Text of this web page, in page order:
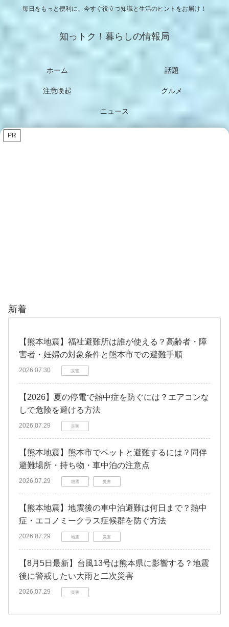
毎日をもっと便利に、今すぐ役立つ知識と生活のヒントをお届け！
知っトク！暮らしの情報局
ホーム 話題
注意喚起 グルメ
ニュース
PR
新着
【熊本地震】福祉避難所は誰が使える？高齢者・障
害者・妊婦の対象条件と熊本市での避難手順
2026.07.30 災害
【2026】夏の停電で熱中症を防ぐには？エアコンな
しで危険を避ける方法
2026.07.29 災害
【熊本地震】熊本市でペットと避難するには？同伴
避難場所・持ち物・車中泊の注意点
2026.07.29 地震 災害
【熊本地震】地震後の車中泊避難は何日まで？熱中
症・エコノミークラス症候群を防ぐ方法
2026.07.29 地震 災害
【8月5日最新】台風13号は熊本県に影響する？地震
後に警戒したい大雨と二次災害
2026.07.29 災害